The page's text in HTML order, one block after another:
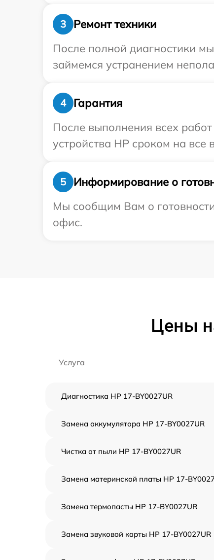
3
Ремонт техники
После полной диагностики
займемся устранением
4
Гарантия
После выполнения всех
устройства HP сроком на все
5
Информирование о
Мы сообщим Вам о
офис.
Цены
Услуга
Диагностика HP 17-BY0027UR
Замена аккумулятора HP 17-BY0027UR
Чистка от пыли HP 17-BY0027UR
Замена материнской платы HP 17-
Замена термопасты HP 17-BY0027UR
Замена звуковой карты HP 17-BY0027UR